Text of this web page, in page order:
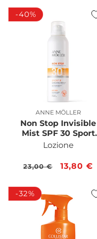
-40%
Produttore:
ANNE MÖLLER
Non Stop Invisible
Mist SPF 30 Sport
Corpo Formula No
Lozione
Prezzo
listino
23,00 €
Prezzo
13,80 €
-32%